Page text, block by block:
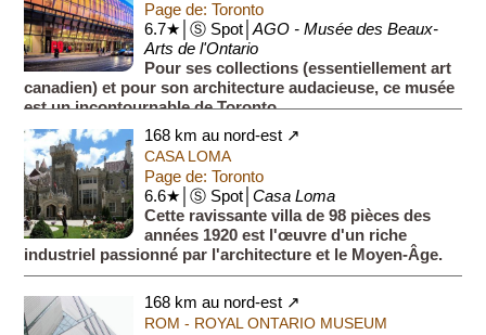
Page de: Toronto
6.7★│Ⓢ Spot│AGO - Musée des Beaux-
Arts de l'Ontario
Pour ses collections (essentiellement art
canadien) et pour son architecture audacieuse, ce musée
est un incontournable de Toronto.
168 km au nord-est ↗
CASA LOMA
Page de: Toronto
6.6★│Ⓢ Spot│Casa Loma
Cette ravissante villa de 98 pièces des
années 1920 est l'œuvre d'un riche
industriel passionné par l'architecture et le Moyen-Âge.
168 km au nord-est ↗
ROM - ROYAL ONTARIO MUSEUM